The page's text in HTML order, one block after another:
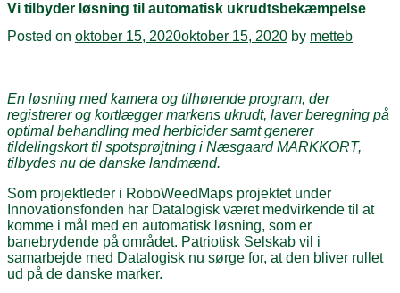
Vi tilbyder løsning til automatisk ukrudtsbekæmpelse
Posted on oktober 15, 2020oktober 15, 2020 by metteb
En løsning med kamera og tilhørende program, der
registrerer og kortlægger markens ukrudt, laver beregning på
optimal behandling med herbicider samt generer
tildelingskort til spotsprøjtning i Næsgaard MARKKORT,
tilbydes nu de danske landmænd.
Som projektleder i RoboWeedMaps projektet under
Innovationsfonden har Datalogisk været medvirkende til at
komme i mål med en automatisk løsning, som er
banebrydende på området. Patriotisk Selskab vil i
samarbejde med Datalogisk nu sørge for, at den bliver rullet
ud på de danske marker.